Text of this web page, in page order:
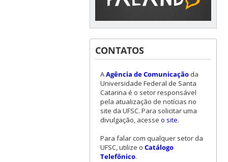
CONTATOS
AAgência de Comunicaçãoda
Universidade Federal de Santa
Catarina é o setor responsável
pela atualização de notícias no
site da UFSC. Para solicitar uma
divulgação, acesse o site.
Para falar com qualquer setor da
UFSC, utilize o Catálogo
Telefônico.